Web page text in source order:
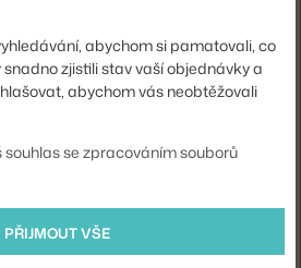
třešňové dřevo
2
abychom si pamatovali, co
zjistili stav vaší objednávky a
abychom vás neobtěžovali
se zpracováním souborů
PŘIJMOUT VŠE